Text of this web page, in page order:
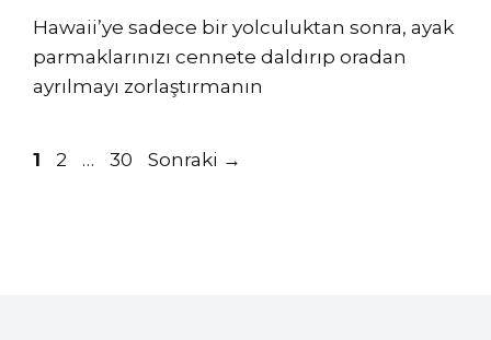
Hawaii’ye sadece bir yolculuktan sonra, ayak
parmaklarınızı cennete daldırıp oradan
ayrılmayı zorlaştırmanın
Sayfa
1 Sayfa
2 … Sayfa
30 Sonraki →